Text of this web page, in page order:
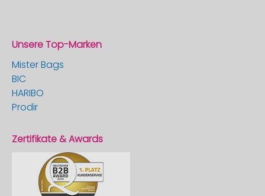
Unsere Top-Marken
Mister Bags
BIC
HARIBO
Prodir
Zertifikate & Awards